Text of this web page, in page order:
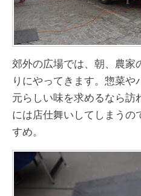
郊外の広場では、朝、農家
りにやってきます。惣菜
元らしい味を求めるなら訪
には店仕舞いしてしまうの
すめ。